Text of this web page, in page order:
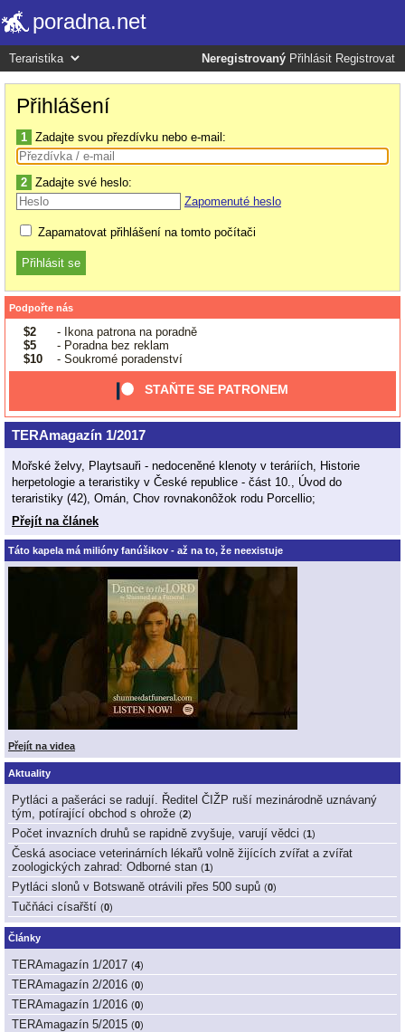
poradna.net
Neregistrovaný Přihlásit Registrovat
Přihlášení
1 Zadajte svou přezdívku nebo e-mail:
2 Zadajte své heslo:
Zapomenuté heslo
Zapamatovat přihlášení na tomto počítači
Podpořte nás
$2
- Ikona patrona na poradně
$5
- Poradna bez reklam
$10
- Soukromé poradenství
STAŇTE SE PATRONEM
TERAmagazín 1/2017
Mořské želvy, Playtsauři - nedoceněné klenoty v teráriích, Historie
herpetologie a teraristiky v České republice - část 10., Úvod do
teraristiky (42), Omán, Chov rovnakonôžok rodu Porcellio;
Přejít na článek
Táto kapela má milióny fanúšikov - až na to, že neexistuje
Přejít na videa
Aktuality
Pytláci a pašeráci se radují. Ředitel ČIŽP ruší mezinárodně uznávaný
tým, potírající obchod s ohrože (2)
Počet invazních druhů se rapidně zvyšuje, varují vědci (1)
Česká asociace veterinárních lékařů volně žijících zvířat a zvířat
zoologických zahrad: Odborné stan (1)
Pytláci slonů v Botswaně otrávili přes 500 supů (0)
Tučňáci císařští (0)
Články
TERAmagazín 1/2017 (4)
TERAmagazín 2/2016 (0)
TERAmagazín 1/2016 (0)
TERAmagazín 5/2015 (0)